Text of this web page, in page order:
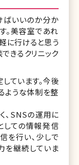
ばいいのか分か
。美容室であれ
に行けると思う
きるクリニック
ています。今後
ような体制を整
、SNSの運用に
しての情報発信
を行い、少しで
を継続していま